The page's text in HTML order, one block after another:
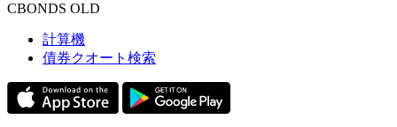
CBONDS OLD
計算機
債券クオート検索